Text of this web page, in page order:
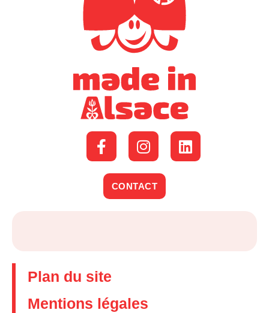
CONTACT
Plan du site
Mentions légales